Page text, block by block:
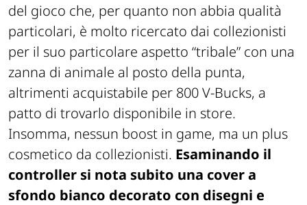
del gioco che, per quanto non abbia qualità
particolari, è molto ricercato dai collezionisti
per il suo particolare aspetto “tribale” con una
zanna di animale al posto della punta,
altrimenti acquistabile per 800 V-Bucks, a
patto di trovarlo disponibile in store.
Insomma, nessun boost in game, ma un plus
cosmetico da collezionisti. Esaminando il
controller si nota subito una cover a
sfondo bianco decorato con disegni e